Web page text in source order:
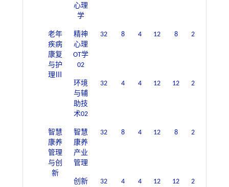
心理
学
老年
疾病
康复
与护
理Ⅲ
精神
心理
OT学
02
32 8 4 12 8 2
环境
与辅
助技
术02
32 4 4 12 12 2
智慧
康养
管理
与创
新
智慧
康养
产业
管理
32 8 4 12 8 2
创新
32 4 4 12 12 2